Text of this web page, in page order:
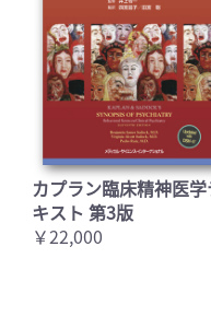
カプラン臨床精神医
キスト 第3版
￥22,000